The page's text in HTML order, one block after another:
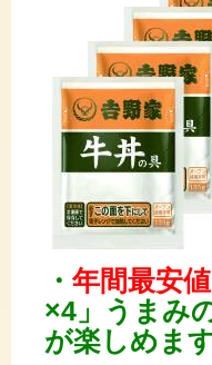
・ 年間最安値
×4」うまみ
が楽しめます